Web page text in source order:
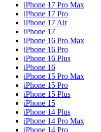
iPhone 17 Pro Max
iPhone 17 Pro
iPhone 17 Air
iPhone 17
iPhone 16 Pro Max
iPhone 16 Pro
iPhone 16 Plus
iPhone 16
iPhone 15 Pro Max
iPhone 15 Pro
iPhone 15 Plus
iPhone 15
iPhone 14 Plus
iPhone 14 Pro Max
iPhone 14 Pro